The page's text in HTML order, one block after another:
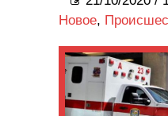
Новое,